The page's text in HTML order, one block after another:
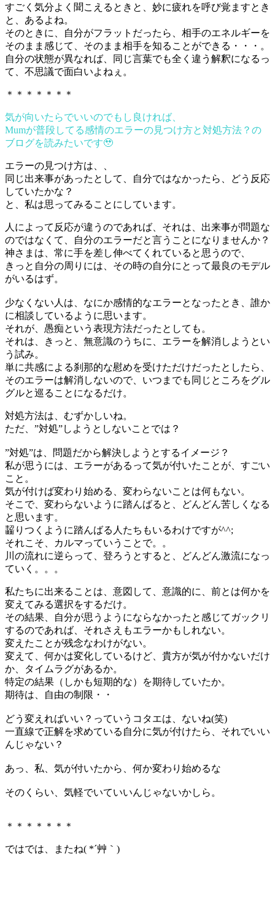
すごく気分よく聞こえるときと、妙に疲れを呼び覚ますとき
と、あるよね。
そのときに、自分がフラットだったら、相手のエネルギーを
そのまま感じて、そのまま相手を知ることができる・・・。
自分の状態が異なれば、同じ言葉でも全く違う解釈になるっ
て、不思議で面白いよねぇ。
＊＊＊＊＊＊＊
気が向いたらでいいのでもし良ければ、
Mumが普段してる感情のエラーの見つけ方と対処方法？の
ブログを読みたいです🥹
エラーの見つけ方は、、
同じ出来事があったとして、自分ではなかったら、どう反応
していたかな？
と、私は思ってみることにしています。
人によって反応が違うのであれば、それは、出来事が問題な
のではなくて、自分のエラーだと言うことになりませんか？
神さまは、常に手を差し伸べてくれていると思うので、
きっと自分の周りには、その時の自分にとって最良のモデル
がいるはず。
少なくない人は、なにか感情的なエラーとなったとき、誰か
に相談しているように思います。
それが、愚痴という表現方法だったとしても。
それは、きっと、無意識のうちに、エラーを解消しようとい
う試み。
単に共感による刹那的な慰めを受けただけだったとしたら、
そのエラーは解消しないので、いつまでも同じところをグル
グルと巡ることになるだけ。
対処方法は、むずかしいね。
ただ、”対処”しようとしないことでは？
”対処”は、問題だから解決しようとするイメージ？
私が思うには、エラーがあるって気が付いたことが、すごい
こと。
気が付けば変わり始める、変わらないことは何もない。
そこで、変わらないように踏んばると、どんどん苦しくなる
と思います。
齧りつくように踏んばる人たちもいるわけですが^^;
それこそ、カルマっていうことで。。
川の流れに逆らって、登ろうとすると、どんどん激流になっ
ていく。。。
私たちに出来ることは、意図して、意識的に、前とは何かを
変えてみる選択をするだけ。
その結果、自分が思うようにならなかったと感じてガックリ
するのであれば、それさえもエラーかもしれない。
変えたことが残念なわけがない。
変えて、何かは変化しているけど、貴方が気が付かないだけ
か、タイムラグがあるか。
特定の結果（しかも短期的な）を期待していたか。
期待は、自由の制限・・
どう変えればいい？っていうコタエは、ないね(笑)
一直線で正解を求めている自分に気が付けたら、それでいい
んじゃない？
あっ、私、気が付いたから、何か変わり始めるな
そのくらい、気軽でいていいんじゃないかしら。
＊＊＊＊＊＊＊
ではでは、またね( *´艸｀)